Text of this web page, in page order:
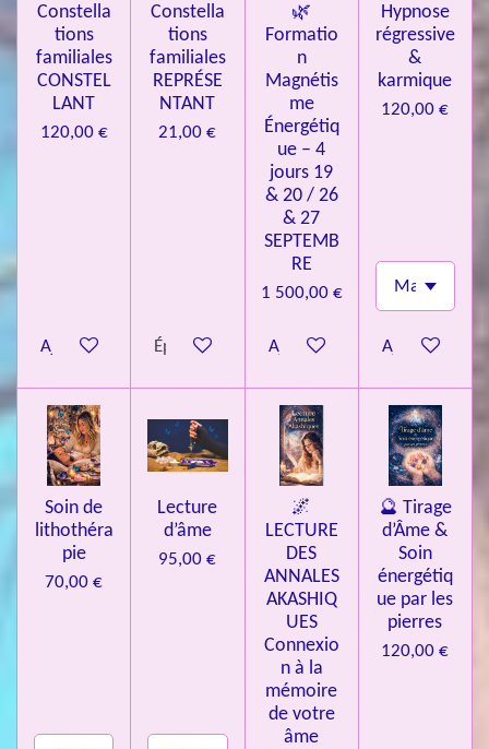
7
e
Constella
tions
familiales
CONSTEL
LANT
120,00 €
Ajouter au panier
Constella
tions
familiales
REPRÉSE
NTANT
21,00 €
Épuisé
🌿
Formatio
n
Magnétis
me
Énergétiq
ue – 4
jours 19
& 20 / 26
& 27
SEPTEMB
RE
1 500,00 €
Ajouter au panier
Hypnose
régressive
&
karmique
120,00 €
Ajouter au
Soin de
lithothéra
pie
70,00 €
Lecture
d’âme
95,00 €
🌌
LECTURE
DES
ANNALES
AKASHIQ
UES
Connexio
n à la
mémoire
de votre
âme
🔮 Tirage
d’Âme &
Soin
énergétiq
ue par les
pierres
120,00 €